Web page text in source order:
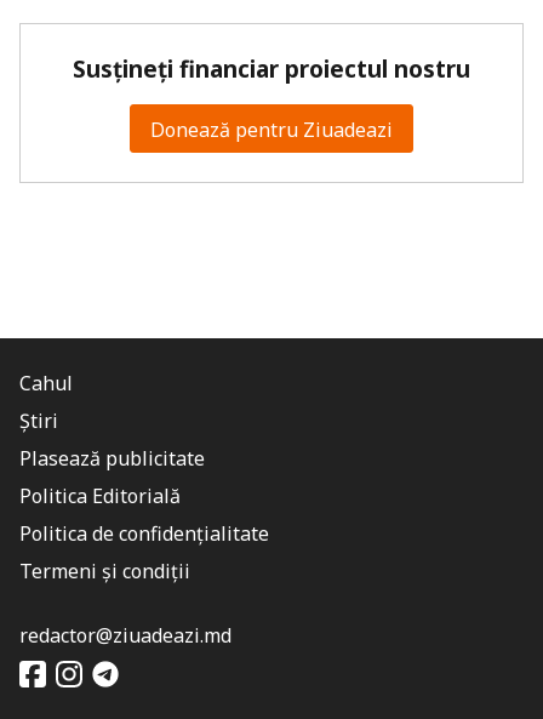
Susțineți financiar proiectul nostru
Donează pentru Ziuadeazi
Cahul
Știri
Plasează publicitate
Politica Editorială
Politica de confidențialitate
Termeni și condiții
redactor@ziuadeazi.md